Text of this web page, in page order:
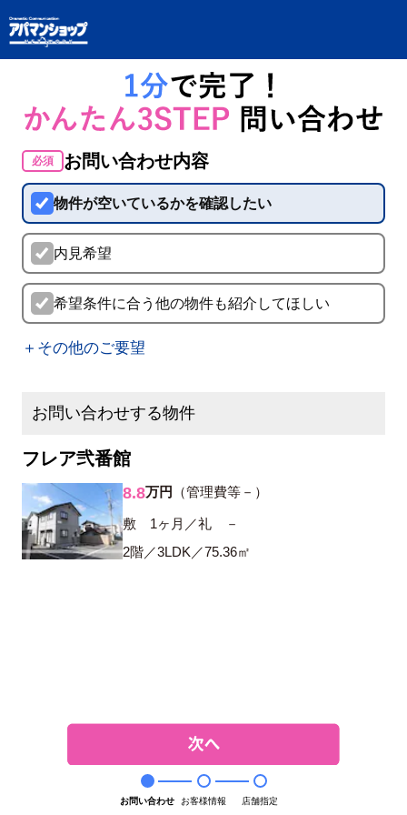
必須 お問い合わせ内容
物件が空いているかを確認したい
内見希望
希望条件に合う他の物件も紹介してほしい
＋その他のご要望
お問い合わせする物件
フレア弐番館
8.8万円 （管理費等－）
敷 1ヶ月／礼 －
2階／3LDK／75.36㎡
お問い合わせ お客様情報 店舗指定